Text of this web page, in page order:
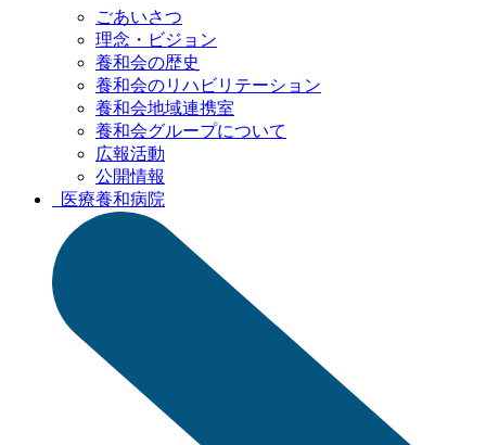
ごあいさつ
理念・ビジョン
養和会の歴史
養和会のリハビリテーション
養和会地域連携室
養和会グループについて
広報活動
公開情報
医療養和病院